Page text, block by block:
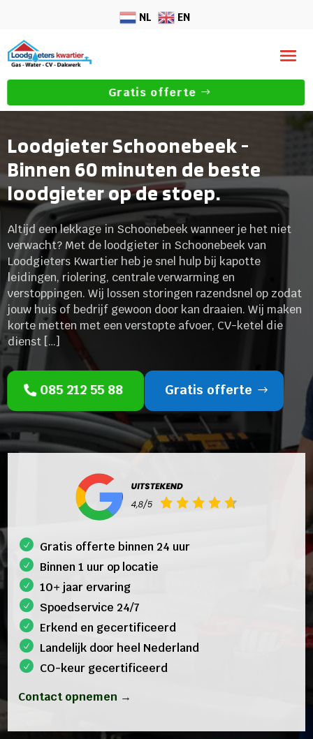
NL EN
Gratis offerte
Loodgieter Schoonebeek -
Binnen 60 minuten de beste
loodgieter op de stoep.
Altijd een lekkage in Schoonebeek wanneer je het niet
verwacht? Met de loodgieter in Schoonebeek van
Loodgieters Kwartier heb je snel hulp bij kapotte
leidingen, riolering, centrale verwarming en
verstoppingen. Wij lossen storingen razendsnel op zodat
jouw huis of bedrijf gewoon door kan draaien. Wij maken
korte metten met een verstopte afvoer, CV-ketel die
dienst […]
085 212 55 88 Gratis offerte
Gratis offerte binnen 24 uur
Binnen 1 uur op locatie
10+ jaar ervaring
Spoedservice 24/7
Erkend en gecertificeerd
Landelijk door heel Nederland
CO-keur gecertificeerd
Contact opnemen →